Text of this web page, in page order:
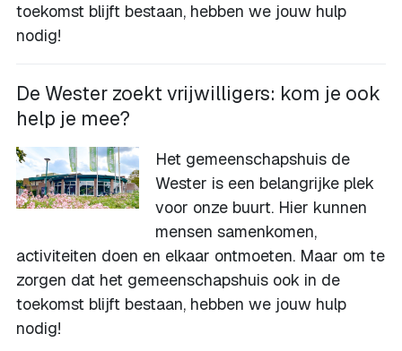
toekomst blijft bestaan, hebben we jouw hulp
nodig!
De Wester zoekt vrijwilligers: kom je ook
help je mee?
Het gemeenschapshuis de
Wester is een belangrijke plek
voor onze buurt. Hier kunnen
mensen samenkomen,
activiteiten doen en elkaar ontmoeten. Maar om te
zorgen dat het gemeenschapshuis ook in de
toekomst blijft bestaan, hebben we jouw hulp
nodig!